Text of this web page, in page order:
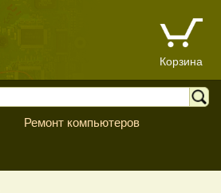
Корзина
Ремонт компьютеров